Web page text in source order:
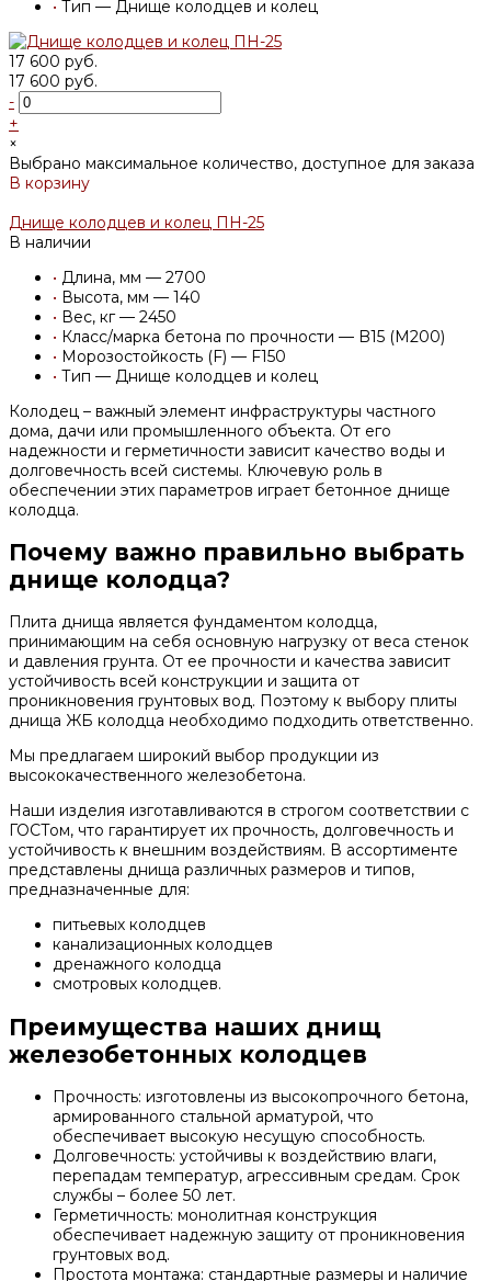
• Тип — Днище колодцев и колец
17 600 руб.
17 600 руб.
-
+
×
Выбрано максимальное количество, доступное для заказа
В корзину
Днище колодцев и колец ПН-25
В наличии
• Длина, мм — 2700
• Высота, мм — 140
• Вес, кг — 2450
• Класс/марка бетона по прочности — B15 (M200)
• Морозостойкость (F) — F150
• Тип — Днище колодцев и колец
Колодец – важный элемент инфраструктуры частного
дома, дачи или промышленного объекта. От его
надежности и герметичности зависит качество воды и
долговечность всей системы. Ключевую роль в
обеспечении этих параметров играет бетонное днище
колодца.
Почему важно правильно выбрать
днище колодца?
Плита днища является фундаментом колодца,
принимающим на себя основную нагрузку от веса стенок
и давления грунта. От ее прочности и качества зависит
устойчивость всей конструкции и защита от
проникновения грунтовых вод. Поэтому к выбору плиты
днища ЖБ колодца необходимо подходить ответственно.
Мы предлагаем широкий выбор продукции из
высококачественного железобетона.
Наши изделия изготавливаются в строгом соответствии с
ГОСТом, что гарантирует их прочность, долговечность и
устойчивость к внешним воздействиям. В ассортименте
представлены днища различных размеров и типов,
предназначенные для:
питьевых колодцев
канализационных колодцев
дренажного колодца
смотровых колодцев.
Преимущества наших днищ
железобетонных колодцев
Прочность: изготовлены из высокопрочного бетона,
армированного стальной арматурой, что
обеспечивает высокую несущую способность.
Долговечность: устойчивы к воздействию влаги,
перепадам температур, агрессивным средам. Срок
службы – более 50 лет.
Герметичность: монолитная конструкция
обеспечивает надежную защиту от проникновения
грунтовых вод.
Простота монтажа: стандартные размеры и наличие